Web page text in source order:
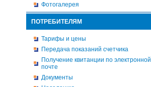
Фотогалерея
ПОТРЕБИТЕЛЯМ
Тарифы и цены
Передача показаний счетчика
Получение квитанции по электронной
почте
Документы